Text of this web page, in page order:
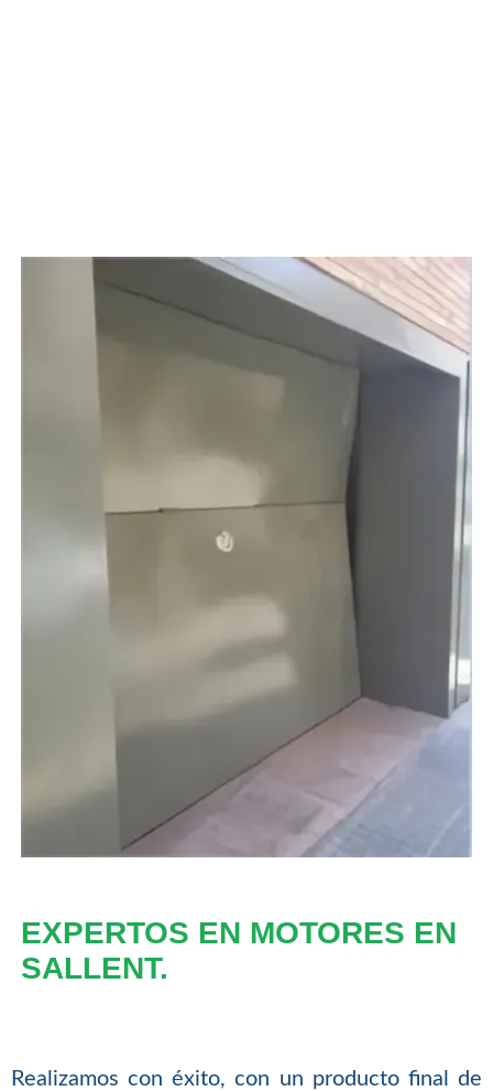
EXPERTOS EN MOTORES EN
SALLENT.
Realizamos con éxito, con un producto final de